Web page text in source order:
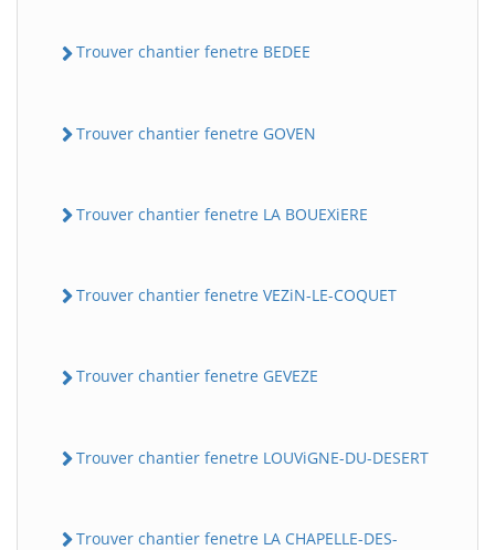
Trouver chantier fenetre BEDEE
Trouver chantier fenetre GOVEN
Trouver chantier fenetre LA BOUEXiERE
Trouver chantier fenetre VEZiN-LE-COQUET
Trouver chantier fenetre GEVEZE
Trouver chantier fenetre LOUViGNE-DU-DESERT
Trouver chantier fenetre LA CHAPELLE-DES-